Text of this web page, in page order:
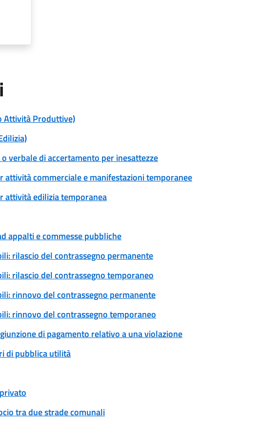
Attività Produttive)
verbale di accertamento per inesattezze
attività commerciale e manifestazioni temporanee
attività edilizia temporanea
appalti e commesse pubbliche
rilascio del contrassegno permanente
rilascio del contrassegno temporaneo
rinnovo del contrassegno permanente
rinnovo del contrassegno temporaneo
di pagamento relativo a una violazione
di pubblica utilità
tra due strade comunali